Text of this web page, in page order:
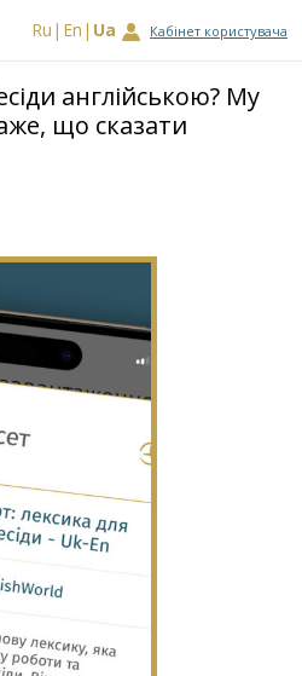
Ru En Ua Кабінет користувача
англійською? My
що сказати